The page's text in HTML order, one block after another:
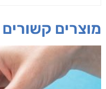
מוצרים קשורים